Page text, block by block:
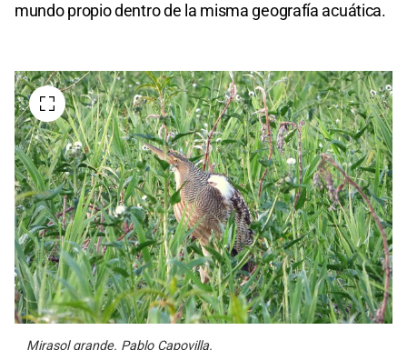
mundo propio dentro de la misma geografía acuática.
Mirasol grande. Pablo Capovilla.